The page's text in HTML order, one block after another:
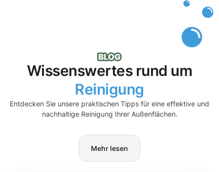
Wissenswertes rund um
Reinigung
Entdecken Sie unsere praktischen Tipps für eine effektive und
nachhaltige Reinigung Ihrer Außenflächen.
Mehr lesen